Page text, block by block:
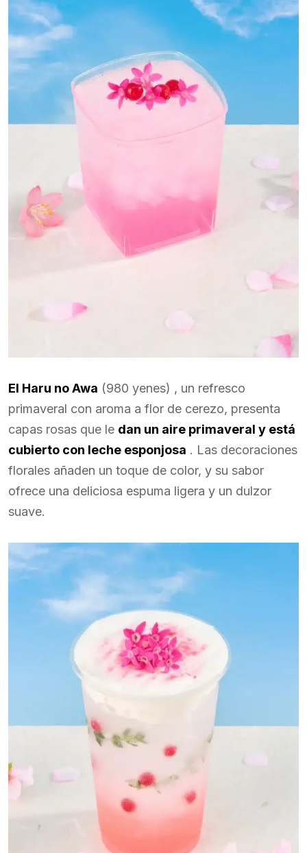
El Haru no Awa (980 yenes) , un refresco
primaveral con aroma a flor de cerezo, presenta
capas rosas que le dan un aire primaveral y está
cubierto con leche esponjosa . Las decoraciones
florales añaden un toque de color, y su sabor
ofrece una deliciosa espuma ligera y un dulzor
suave.